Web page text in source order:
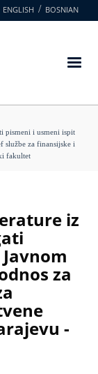
ENGLISH BOSNIAN
pismeni i usmeni ispit
službe za finansijske i
fakultet
iz
za
-